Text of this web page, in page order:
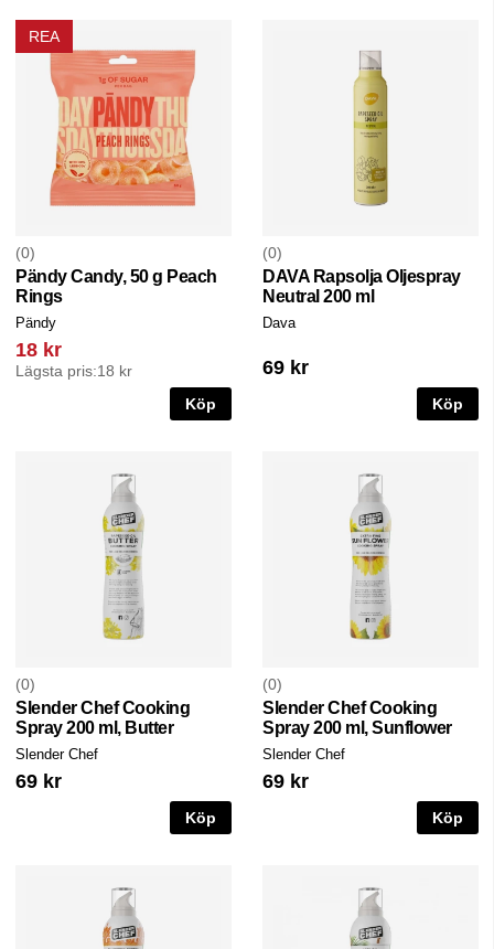
REA
0
Pändy Candy, 50 g Peach
Rings
Pändy
18 kr
Lägsta pris:18 kr
Köp
0
DAVA Rapsolja Oljespray
Neutral 200 ml
Dava
69 kr
Köp
0
Slender Chef Cooking
Spray 200 ml, Butter
Slender Chef
69 kr
Köp
0
Slender Chef Cooking
Spray 200 ml, Sunflower
Slender Chef
69 kr
Köp